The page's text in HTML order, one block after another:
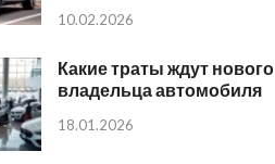
10.02.2026
Какие траты ждут нового
владельца автомобиля
18.01.2026